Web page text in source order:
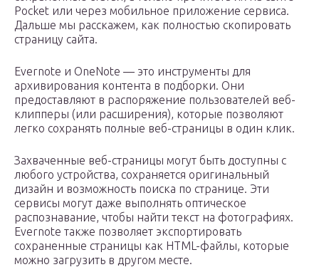
Pocket или через мобильное приложение сервиса.
Дальше мы расскажем, как полностью скопировать
страницу сайта.
Evernote и OneNote — это инструменты для
архивирования контента в подборки. Они
предоставляют в распоряжение пользователей веб-
клипперы (или расширения), которые позволяют
легко сохранять полные веб-страницы в один клик.
Захваченные веб-страницы могут быть доступны с
любого устройства, сохраняется оригинальный
дизайн и возможность поиска по странице. Эти
сервисы могут даже выполнять оптическое
распознавание, чтобы найти текст на фотографиях.
Evernote также позволяет экспортировать
сохраненные страницы как HTML-файлы, которые
можно загрузить в другом месте.